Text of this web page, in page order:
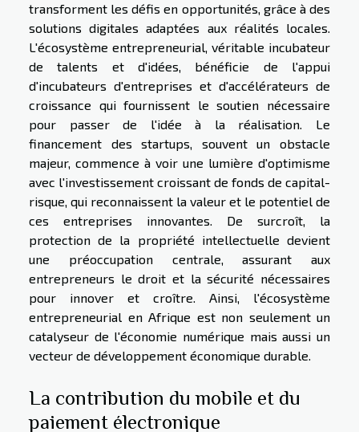
transforment les défis en opportunités, grâce à des
solutions digitales adaptées aux réalités locales.
L'écosystème entrepreneurial, véritable incubateur
de talents et d'idées, bénéficie de l'appui
d'incubateurs d'entreprises et d'accélérateurs de
croissance qui fournissent le soutien nécessaire
pour passer de l'idée à la réalisation. Le
financement des startups, souvent un obstacle
majeur, commence à voir une lumière d'optimisme
avec l'investissement croissant de fonds de capital-
risque, qui reconnaissent la valeur et le potentiel de
ces entreprises innovantes. De surcroît, la
protection de la propriété intellectuelle devient
une préoccupation centrale, assurant aux
entrepreneurs le droit et la sécurité nécessaires
pour innover et croître. Ainsi, l'écosystème
entrepreneurial en Afrique est non seulement un
catalyseur de l'économie numérique mais aussi un
vecteur de développement économique durable.
La contribution du mobile et du
paiement électronique